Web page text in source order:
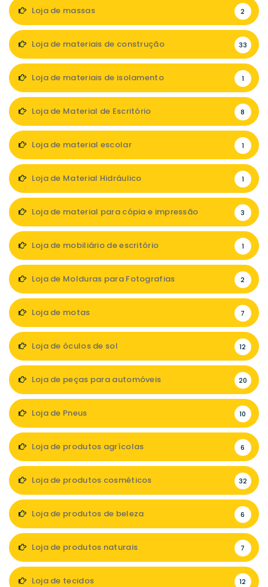
Loja de massas 2
Loja de materiais de construção 33
Loja de materiais de isolamento 1
Loja de Material de Escritório 8
Loja de material escolar 1
Loja de Material Hidráulico 1
Loja de material para cópia e impressão 3
Loja de mobiliário de escritório 1
Loja de Molduras para Fotografias 2
Loja de motas 7
Loja de óculos de sol 12
Loja de peças para automóveis 20
Loja de Pneus 10
Loja de produtos agrícolas 6
Loja de produtos cosméticos 32
Loja de produtos de beleza 6
Loja de produtos naturais 7
Loja de tecidos 12